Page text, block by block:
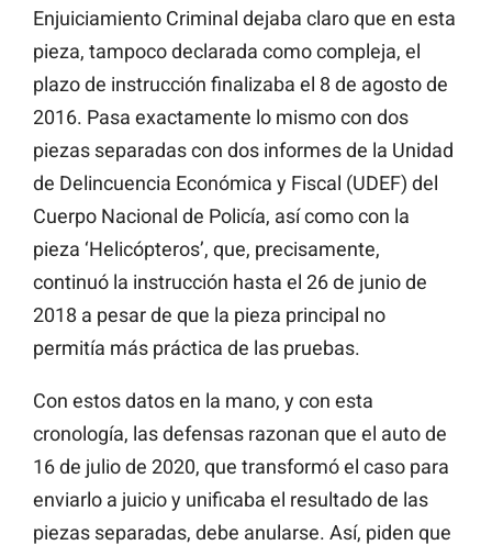
Enjuiciamiento Criminal dejaba claro que en esta
pieza, tampoco declarada como compleja, el
plazo de instrucción finalizaba el 8 de agosto de
2016. Pasa exactamente lo mismo con dos
piezas separadas con dos informes de la Unidad
de Delincuencia Económica y Fiscal (UDEF) del
Cuerpo Nacional de Policía, así como con la
pieza ‘Helicópteros’, que, precisamente,
continuó la instrucción hasta el 26 de junio de
2018 a pesar de que la pieza principal no
permitía más práctica de las pruebas.
Con estos datos en la mano, y con esta
cronología, las defensas razonan que el auto de
16 de julio de 2020, que transformó el caso para
enviarlo a juicio y unificaba el resultado de las
piezas separadas, debe anularse. Así, piden que